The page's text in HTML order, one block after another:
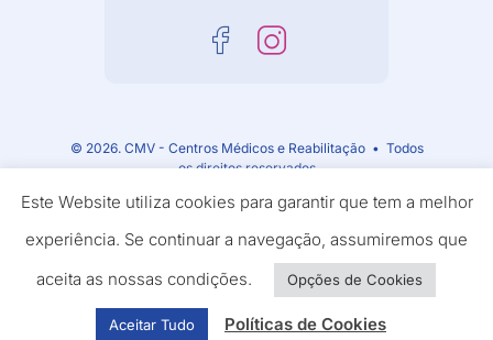
© 2026. CMV - Centros Médicos e Reabilitação • Todos
os direitos reservados
powered by
Este Website utiliza cookies para garantir que tem a melhor
experiência. Se continuar a navegação, assumiremos que
aceita as nossas condições.
Opções de Cookies
Aceitar Tudo Políticas de Cookies